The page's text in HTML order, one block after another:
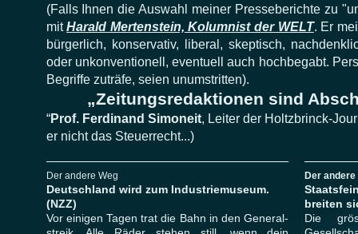
(Falls Ihnen die Auswahl meiner Presseberichte zu
mitHarald Mertenstein, Kolumnist der WELT. Er
bürgerlich, konservativ, liberal, skeptisch,
oder unkonventionell, eventuell auch hochbegabt.
Begriffe zuträfe, seien unumstritten).
„Zeitungsredaktionen sind
“Prof. Ferdinand Simoneit, Leiter der Holtzbrinck-
er nicht das Steuerrecht...)
Der andere Weg
Deutschland wird zum Industriemuseum.
(NZZ)
Vor einigen Tagen trat die Bahn in den General-
Der
breiten
Die